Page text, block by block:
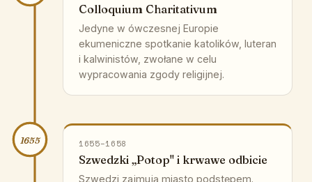
Colloquium Charitativum
Jedyne w ówczesnej Europie
ekumeniczne spotkanie katolików, luteran
i kalwinistów, zwołane w celu
wypracowania zgody religijnej.
1655 1655–1658
Szwedzki „Potop" i krwawe odbicie
Szwedzi zajmują miasto podstępem.